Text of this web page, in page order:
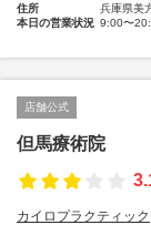
住所
兵庫県美
本日の営業状況 9:00〜
店舗公式
但馬療術院
カイロプラクティック